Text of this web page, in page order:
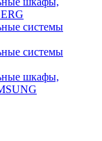
системы
системы
шкафы,